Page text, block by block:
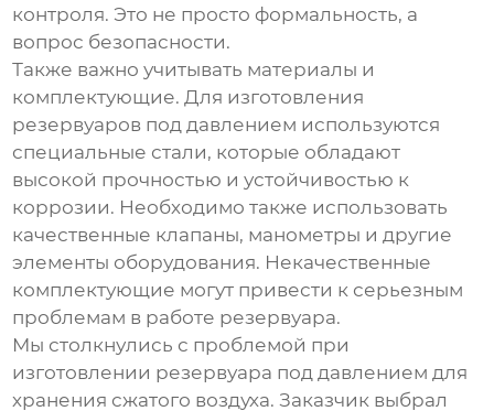
контроля. Это не просто формальность, а
вопрос безопасности.
Также важно учитывать материалы и
комплектующие. Для изготовления
резервуаров под давлением используются
специальные стали, которые обладают
высокой прочностью и устойчивостью к
коррозии. Необходимо также использовать
качественные клапаны, манометры и другие
элементы оборудования. Некачественные
комплектующие могут привести к серьезным
проблемам в работе резервуара.
Мы столкнулись с проблемой при
изготовлении резервуара под давлением для
хранения сжатого воздуха. Заказчик выбрал